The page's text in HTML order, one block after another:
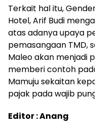
Terkait hal itu,
Hotel, Arif Budi
atas adanya upaya
pemasangaan TMD,
Maleo akan menjadi
memberi contoh
Mamuju sekaitan
pajak pada wajib
Editor : Anang